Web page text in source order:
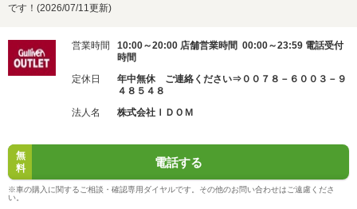
です！(2026/07/11更新)
営業時間
10:00～20:00 店舗営業時間 00:00～23:59 電話受付
時間
定休日
年中無休 ご連絡ください⇒００７８－６００３－９
４８５４８
法人名
株式会社ＩＤＯＭ
無
料
電話する
※車の購入に関するご相談・確認専用ダイヤルです。その他のお問い合わせはご遠慮くださ
い。